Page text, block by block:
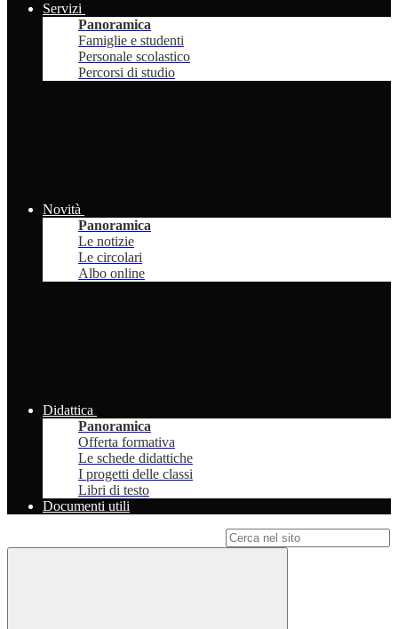
Servizi
Panoramica
Famiglie e studenti
Personale scolastico
Percorsi di studio
Novità
Panoramica
Le notizie
Le circolari
Albo online
Didattica
Panoramica
Offerta formativa
Le schede didattiche
I progetti delle classi
Libri di testo
Documenti utili